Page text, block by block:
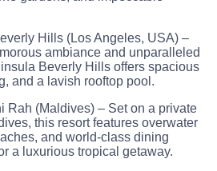
Hills (Los Angeles, USA) –
ambiance and unparalleled
Beverly Hills offers spacious
and a lavish rooftop pool.
Rah (Maldives) – Set on a private
this resort features overwater
and world-class dining
a luxurious tropical getaway.